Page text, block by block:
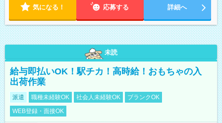
気になる！ 応募する 詳細へ
未読
給与即払いOK！駅チカ！高時給！おもちゃの入
出荷作業
派遣 職種未経験OK 社会人未経験OK
ブランクOK
WEB登録・面接OK